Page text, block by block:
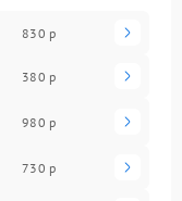
830 р
380 р
980 р
730 р